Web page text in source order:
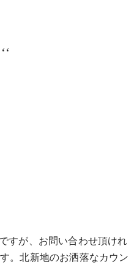
すが、お問い合わせ頂けれ
。北新地のお洒落なカウ